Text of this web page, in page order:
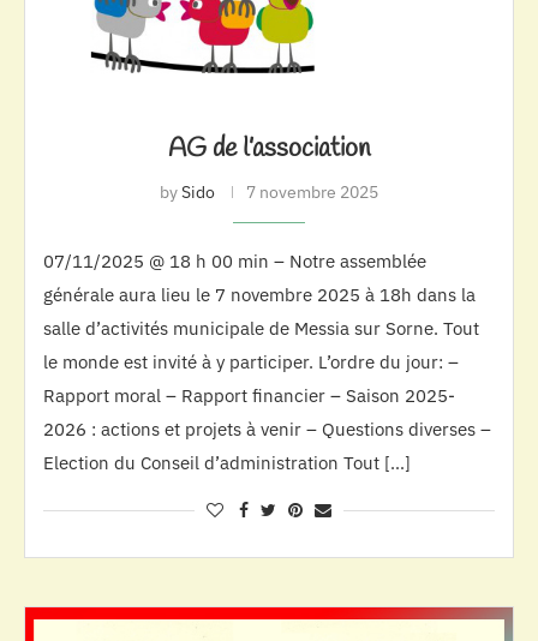
AG de l’association
bySido 7 novembre 2025
07/11/2025 @ 18 h 00 min – Notre assemblée
générale aura lieu le 7 novembre 2025 à 18h dans la
salle d’activités municipale de Messia sur Sorne. Tout
le monde est invité à y participer. L’ordre du jour: –
Rapport moral – Rapport financier – Saison 2025-
2026 : actions et projets à venir – Questions diverses –
Election du Conseil d’administration Tout […]